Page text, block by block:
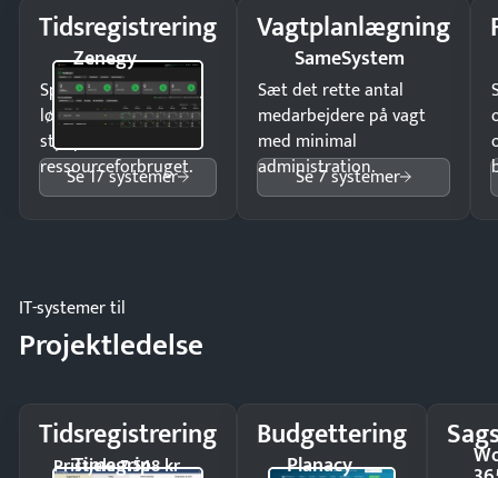
Tidsregistrering
Zenegy
Spar tid på
lønberegning og få
styr på
ressourceforbruget.
Se 17 systemer
Vagtplanlægning
SameSystem
Sæt det rette antal
medarbejdere på vagt
med minimal
administration.
Se 7 systemer
IT-systemer til
Projektledelse
Tidsregistrering
Timegrip
Pristjek: 7.548 kr
Budgettering
Planacy